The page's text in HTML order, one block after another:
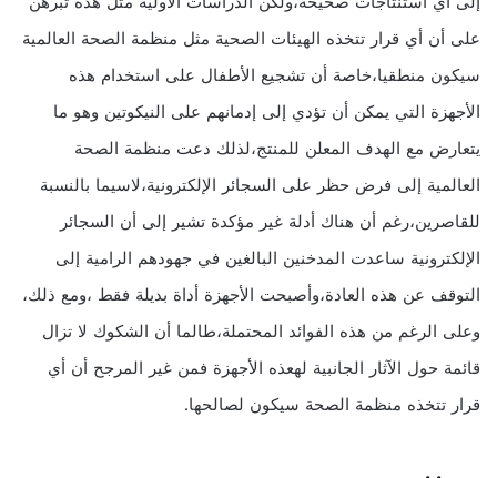
على أن أي قرار تتخذه الهيئات الصحية مثل منظمة الصحة العالمية
سيكون منطقيا،خاصة أن تشجيع الأطفال على استخدام هذه
الأجهزة التي يمكن أن تؤدي إلى إدمانهم على النيكوتين وهو ما
يتعارض مع الهدف المعلن للمنتج،لذلك دعت منظمة الصحة
العالمية إلى فرض حظر على السجائر الإلكترونية،لاسيما بالنسبة
للقاصرين،رغم أن هناك أدلة غير مؤكدة تشير إلى أن السجائر
الإلكترونية ساعدت المدخنين البالغين في جهودهم الرامية إلى
التوقف عن هذه العادة،وأصبحت الأجهزة أداة بديلة فقط ،ومع ذلك،
وعلى الرغم من هذه الفوائد المحتملة،طالما أن الشكوك لا تزال
قائمة حول الآثار الجانبية لهعذه الأجهزة فمن غير المرجح أن أي
قرار تتخذه منظمة الصحة سيكون لصالحها.